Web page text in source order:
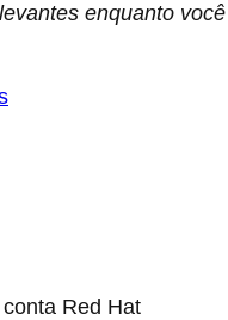
enquanto você
Red Hat